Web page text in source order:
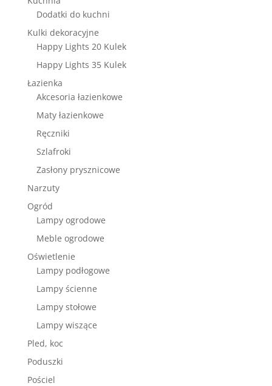
Dodatki do kuchni
Kulki dekoracyjne
Happy Lights 20 Kulek
Happy Lights 35 Kulek
Łazienka
Akcesoria łazienkowe
Maty łazienkowe
Ręczniki
Szlafroki
Zasłony prysznicowe
Narzuty
Ogród
Lampy ogrodowe
Meble ogrodowe
Oświetlenie
Lampy podłogowe
Lampy ścienne
Lampy stołowe
Lampy wiszące
Pled, koc
Poduszki
Pościel